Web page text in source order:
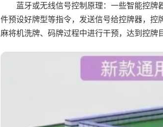
蓝牙或无线信号控制原理：一些智能控
件预设好牌型等指令，发送信号给控牌器，
麻将机洗牌、码牌过程中进行干预，达到控牌